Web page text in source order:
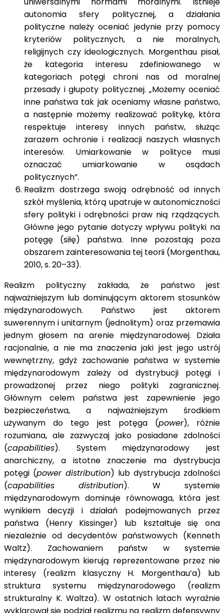
autonomia sfery politycznej, a działania
polityczne należy oceniać jedynie przy pomocy
kryteriów politycznych, a nie moralnych,
religijnych czy ideologicznych. Morgenthau pisał,
że kategoria interesu zdefiniowanego w
kategoriach potęgi chroni nas od moralnej
przesady i głupoty politycznej. „Możemy oceniać
inne państwa tak jak oceniamy własne państwo,
a następnie możemy realizować politykę, która
respektuje interesy innych państw, służąc
zarazem ochronie i realizacji naszych własnych
interesów. Umiarkowanie w polityce musi
oznaczać umiarkowanie w osądach
politycznych”.
Realizm dostrzega swoją odrębność od innych
szkół myślenia, którą upatruje w autonomiczności
sfery polityki i odrębności praw nią rządzących.
Główne jego pytanie dotyczy wpływu polityki na
potęgę (siłę) państwa. Inne pozostają poza
obszarem zainteresowania tej teorii (Morgenthau,
2010, s. 20–33).
Realizm polityczny zakłada, że państwo jest
najważniejszym lub dominującym aktorem stosunków
międzynarodowych. Państwo jest aktorem
suwerennym i unitarnym (jednolitym) oraz przemawia
jednym głosem na arenie międzynarodowej. Działa
racjonalnie, a nie ma znaczenia jaki jest jego ustrój
wewnętrzny, gdyż zachowanie państwa w systemie
międzynarodowym zależy od dystrybucji potęgi i
prowadzonej przez niego polityki zagranicznej.
Głównym celem państwa jest zapewnienie jego
bezpieczeństwa, a najważniejszym środkiem
używanym do tego jest potęga (power), różnie
rozumiana, ale zazwyczaj jako posiadane zdolności
(capabilities). System międzynarodowy jest
anarchiczny, a istotne znaczenie ma dystrybucja
potęgi (power distribution) lub dystrybucja zdolności
(capabilities distribution). W systemie
międzynarodowym dominuje równowaga, która jest
wynikiem decyzji i działań podejmowanych przez
państwa (Henry Kissinger) lub kształtuje się ona
niezależnie od decydentów państwowych (Kenneth
Waltz). Zachowaniem państw w systemie
międzynarodowym kierują reprezentowane przez nie
interesy (realizm klasyczny H. Morgenthau’a) lub
struktura systemu międzynarodowego (realizm
strukturalny K. Waltza). W ostatnich latach wyraźnie
wyklarował się podział realizmu na realizm defensywny